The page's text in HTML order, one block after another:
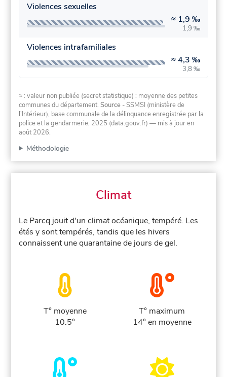
Violences sexuelles
≈ 1,9 ‰
1,9 ‰
Violences intrafamiliales
≈4,3 ‰
3,8 ‰
≈ : valeur non publiée (secret statistique) : moyenne des petites
communes du département.Source - SSMSI (ministère de
l'Intérieur), base communale de la délinquance enregistrée par la
police et la gendarmerie, 2025 (data.gouv.fr) — mis à jour en
août 2026.
Méthodologie
Climat
Le Parcq jouit d'un climat océanique, tempéré. Les
étés y sont tempérés, tandis que les hivers
connaissent une quarantaine de jours de gel.
T° moyenne
10.5°
T° maximum
14° en moyenne